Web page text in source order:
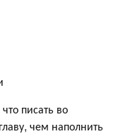
писать во
чем наполнить